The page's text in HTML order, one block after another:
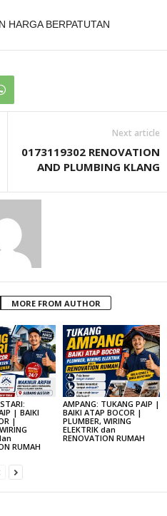
HARGA BERPATUTAN
Next article
0173119302 RENOVATION
AND PLUMBING KLANG
MORE FROM AUTHOR
| BAIKI
|
RUMAH
AMPANG: TUKANG PAIP |
BAIKI ATAP BOCOR |
PLUMBER, WIRING
ELEKTRIK dan
RENOVATION RUMAH